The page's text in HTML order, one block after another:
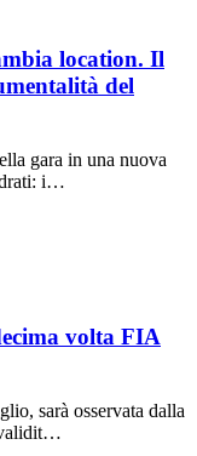
location. Il
del
gara in una nuova
i…
volta FIA
sarà osservata dalla
validit…